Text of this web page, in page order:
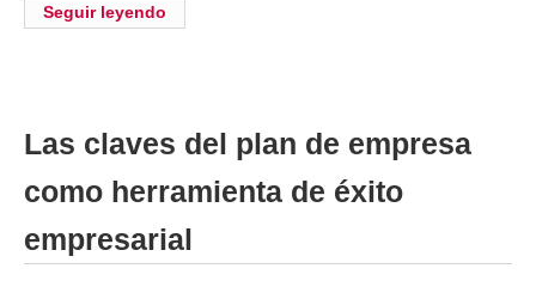
Seguir leyendo
Las claves del plan de empresa
como herramienta de éxito
empresarial